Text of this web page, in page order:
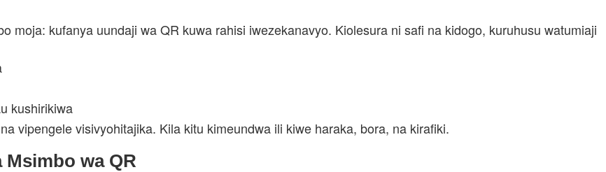
moja: kufanya uundaji wa QR kuwa rahisi iwezekanavyo. Kiolesura ni safi na kidogo, kuruhusu watumiaji
kushirikiwa
vipengele visivyohitajika. Kila kitu kimeundwa ili kiwe haraka, bora, na kirafiki.
wa QR